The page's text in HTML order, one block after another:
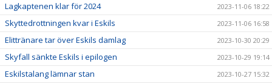
Lagkaptenen klar för 2024 2023-11-06 18:22
Skyttedrottningen kvar i Eskils 2023-11-06 16:58
Elittränare tar över Eskils damlag 2023-10-30 20:29
Skyfall sänkte Eskils i epilogen 2023-10-29 19:14
Eskilstalang lämnar stan 2023-10-27 15:32